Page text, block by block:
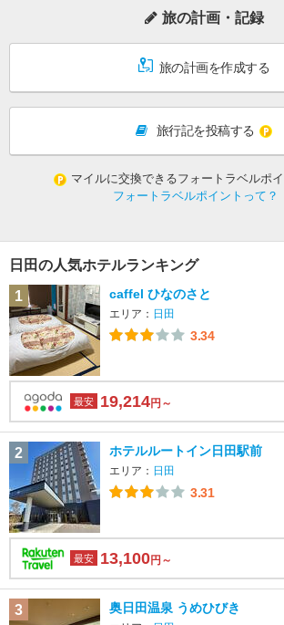
旅の計画・記録
旅の計画を作成する
旅行記を投稿する
マイルに交換できるフォートラベルポ
フォートラベルポイントって？
日田の人気ホテルランキング
1
caffel ひなのさと
エリア： 日田
3.34
最安 19,214円～
2 ホテルルートイン日田駅前
エリア： 日田
3.31
最安 13,100円～
3 奥日田温泉 うめひびき